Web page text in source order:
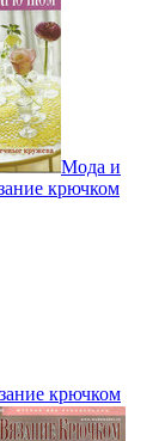
Мода и
крючком
крючком